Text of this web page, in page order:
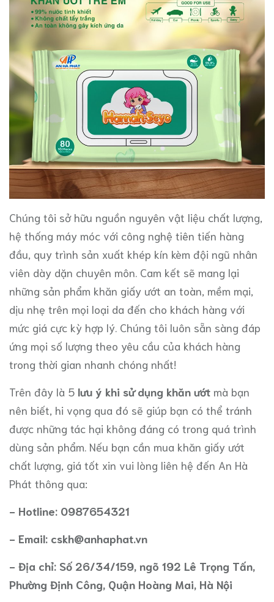
Chúng tôi sở hữu nguồn nguyên vật liệu chất lượng,
hệ thống máy móc với công nghệ tiên tiến hàng
đầu, quy trình sản xuất khép kín kèm đội ngũ nhân
viên dày dặn chuyên môn. Cam kết sẽ mang lại
những sản phẩm khăn giấy ướt an toàn, mềm mại,
dịu nhẹ trên mọi loại da đến cho khách hàng với
mức giá cực kỳ hợp lý. Chúng tôi luôn sẵn sàng đáp
ứng mọi số lượng theo yêu cầu của khách hàng
trong thời gian nhanh chóng nhất!
Trên đây là 5 lưu ý khi sử dụng khăn ướt mà bạn
nên biết, hi vọng qua đó sẽ giúp bạn có thể tránh
được những tác hại không đáng có trong quá trình
dùng sản phẩm. Nếu bạn cần mua khăn giấy ướt
chất lượng, giá tốt xin vui lòng liên hệ đến An Hà
Phát thông qua:
- Hotline: 0987654321
- Email: cskh@anhaphat.vn
- Địa chỉ: Số 26/34/159, ngõ 192 Lê Trọng Tấn,
Phường Định Công, Quận Hoàng Mai, Hà Nội